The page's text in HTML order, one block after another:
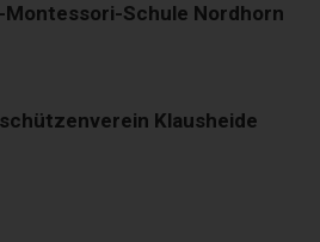
Montessori-Schule Nordhorn
Klausheide